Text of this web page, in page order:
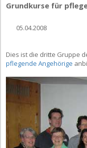
Grundkurse für
05.04.2008
Dies ist die dritte Gruppe
pflegende Angehörige